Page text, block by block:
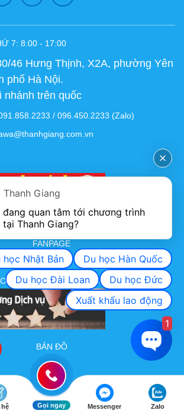
7: 8:00 - 17:00
46 Hưng Thịnh, X2A, phường Yên
phố Hà Nội.
nhánh trên quốc
/ 096.450.2233 (Zalo)
FANPAGE
SÁT CHẤT LƯỢNG DỊCH VỤ
BẢN ĐỒ
Gọi ngay Messenger Zalo
Thanh Giang
đang quan tâm tới chương trình
tại Thanh Giang?
học Nhật Bản
Du học Hàn Quốc
Du học Đài Loan
Du học Đức
Xuất khẩu lao động
1